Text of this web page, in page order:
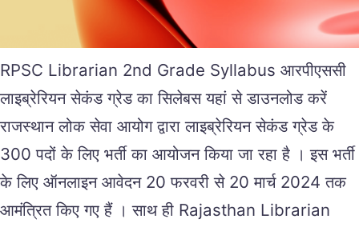
RPSC Librarian 2nd Grade Syllabus आरपीएससी
लाइब्रेरियन सेकंड ग्रेड का सिलेबस यहां से डाउनलोड करें
राजस्थान लोक सेवा आयोग द्वारा लाइब्रेरियन सेकंड ग्रेड के
300 पदों के लिए भर्ती का आयोजन किया जा रहा है । इस भर्ती
के लिए ऑनलाइन आवेदन 20 फरवरी से 20 मार्च 2024 तक
आमंत्रित किए गए हैं । साथ ही Rajasthan Librarian